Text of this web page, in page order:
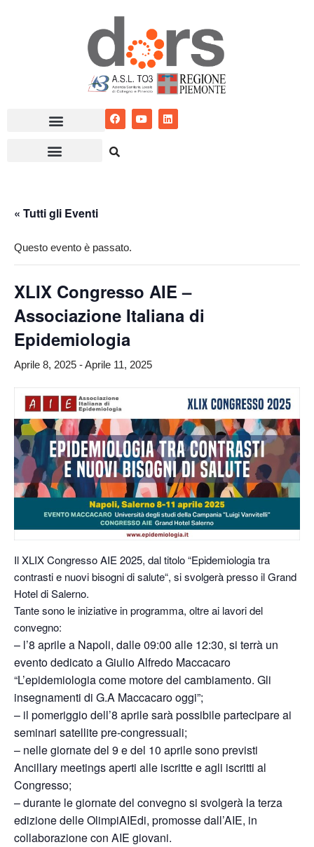
« Tutti gli Eventi
Questo evento è passato.
XLIX Congresso AIE –
Associazione Italiana di
Epidemiologia
Aprile 8, 2025 -Aprile 11, 2025
Il XLIX Congresso AIE 2025, dal titolo “Epidemiologia tra
contrasti e nuovi bisogni di salute“, si svolgerà presso il Grand
Hotel di Salerno.
Tante sono le iniziative in programma, oltre ai lavori del
convegno:
– l’8 aprile a Napoli, dalle 09:00 alle 12:30, si terrà un
evento dedicato a Giulio Alfredo Maccacaro
“L’epidemiologia come motore del cambiamento. Gli
insegnamenti di G.A Maccacaro oggi”;
– il pomeriggio dell’8 aprile sarà possibile partecipare ai
seminari satellite pre-congressuali;
– nelle giornate del 9 e del 10 aprile sono previsti
Ancillary meetings aperti alle iscritte e agli iscritti al
Congresso;
– durante le giornate del convegno si svolgerà la terza
edizione delle OlimpiAIEdi, promosse dall’AIE, in
collaborazione con AIE giovani.